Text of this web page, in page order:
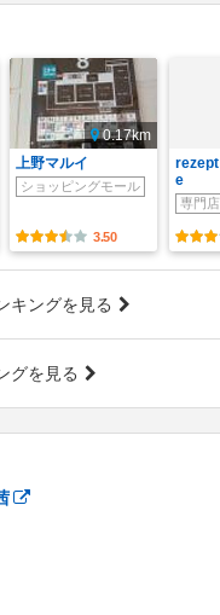
0.17km
上野マルイ
ショッピングモール
3.50
e
専門店
キングを見る
グを見る